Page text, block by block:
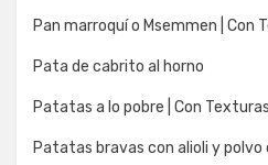
Pan marroquí o Msemmen | Con
Pata de cabrito al horno
Patatas a lo pobre | Con
Patatas bravas con alioli y polvo